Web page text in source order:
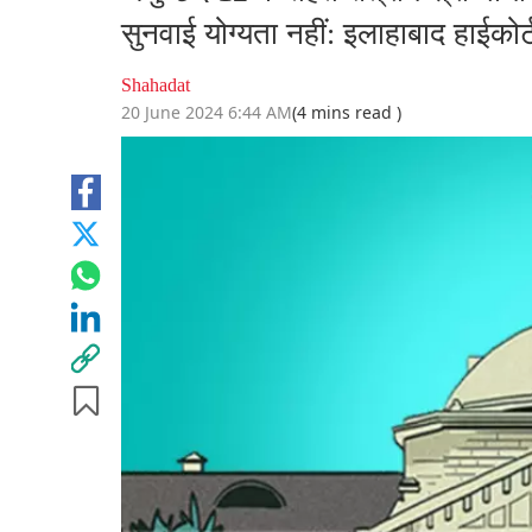
सुनवाई योग्यता नहीं: इलाहाबाद
Shahadat
20 June 2024 6:44 AM(4 mins read )